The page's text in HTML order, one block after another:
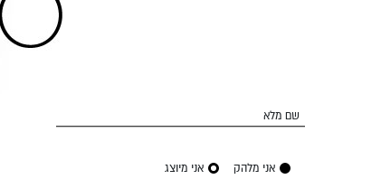
שם מלא
אני מלהק אני מיוצג